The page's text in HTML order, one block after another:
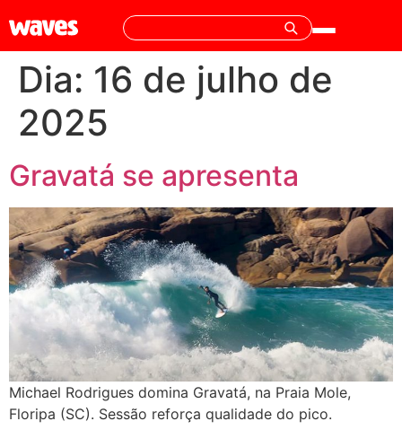
Dia: 16 de julho de
2025
Gravatá se apresenta
Michael Rodrigues domina Gravatá, na Praia Mole,
Floripa (SC). Sessão reforça qualidade do pico.